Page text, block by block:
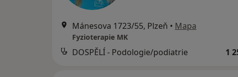
Mánesova 1723/55, Plzeň • Mapa
Fyzioterapie MK
DOSPĚLÍ - Podologie/podiatrie 1